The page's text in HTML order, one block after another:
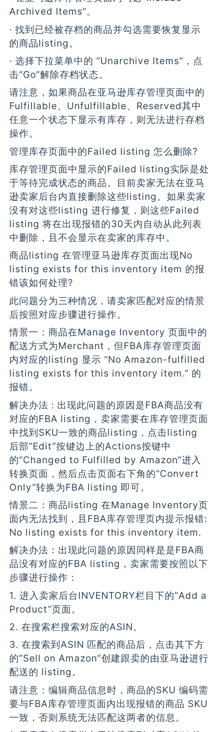
Archived Items”。
· 找到已经被存档的商品并勾选需要恢复显示
的商品listing。
· 选择下拉菜单中的 “Unarchive Items”，点
击“Go”解除存档状态。
请注意，如果商品在亚马逊库存管理页面中的
Fulfillable、Unfulfillable、Reserved其中
任意一个状态下显示有库存，则无法进行存档
操作。
管理库存页面中的Failed listing 怎么删除?
库存管理页面中显示的Failed listing实际是处
于等待完成状态的商品。目前卖家无法在亚马
逊卖家后台内直接删除这些listing。如果卖家
没有对这些listing 进行修复，则这些Failed
listing 将在出现报错的30天内自动从此列表
中删除，且不会显示在卖家的库存中。
商品listing 在管理亚马逊库存页面出现No
listing exists for this inventory item 的报
错该如何处理?
此问题分为三种情况，请卖家匹配对应的情景
后按照对应步骤进行操作。
情景一：商品在Manage Inventory 页面中的
配送方式为Merchant，但FBA库存管理页面
内对应的listing 显示 “No Amazon-fulfilled
listing exists for this inventory item.” 的
报错。
解决办法 : 出现此问题的原因是FBA商品没有
对应的FBA listing，卖家需要在库存管理页面
中找到SKU一致的商品listing，点击listing
后部“Edit”按键边上的Actions按键中
的“Changed to Fulfilled by Amazon”进入
转换页面，然后点击页面右下角的“Convert
Only”转换为FBA listing 即可。
情景二：商品listing 在Manage Inventory页
面内无法找到，且FBA库存管理页内提示报错:
No listing exists for this inventory item.
解决办法：出现此问题的原因同样是是FBA商
品没有对应的FBA listing，卖家需要按照以下
步骤进行操作：
1. 进入卖家后台INVENTORY栏目下的“Add a
Product”页面。
2. 在搜索栏搜索对应的ASIN。
3. 在搜索到ASIN 匹配的商品后，点击其下方
的”Sell on Amazon”创建跟卖的由亚马逊进行
配送的 listing。
请注意：编辑商品信息时，商品的SKU 编码需
要与FBA库存管理页面内出现报错的商品 SKU
一致，否则系统无法匹配这两者的信息。